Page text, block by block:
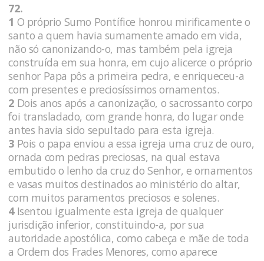
72.
1 O próprio Sumo Pontífice honrou mirificamente o
santo a quem havia sumamente amado em vida,
não só canonizando-o, mas também pela igreja
construída em sua honra, em cujo alicerce o próprio
senhor Papa pôs a primeira pedra, e enriqueceu-a
com presentes e preciosíssimos ornamentos.
2 Dois anos após a canonização, o sacrossanto corpo
foi transladado, com grande honra, do lugar onde
antes havia sido sepultado para esta igreja.
3 Pois o papa enviou a essa igreja uma cruz de ouro,
ornada com pedras preciosas, na qual estava
embutido o lenho da cruz do Senhor, e ornamentos
e vasas muitos destinados ao ministério do altar,
com muitos paramentos preciosos e solenes.
4Isentou igualmente esta igreja de qualquer
jurisdição inferior, constituindo-a, por sua
autoridade apostólica, como cabeça e mãe de toda
a Ordem dos Frades Menores, como aparece